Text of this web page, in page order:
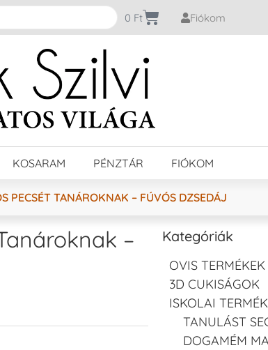
0 Ft Fiókom
KOSARAM PÉNZTÁR FIÓKOM
PECSÉT TANÁROKNAK – FÚVÓS DZSEDÁJ
–
Kategóriák
OVIS TERMÉKEK
3D CUKISÁGOK
ISKOLAI
TANULÁST
DOGAMÉM